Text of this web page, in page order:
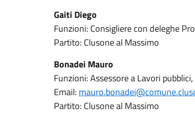
Gaiti Diego
Funzioni: Consigliere con deleghe
Partito: Clusone al Massimo
Bonadei Mauro
Funzioni: Assessore a Lavori
Email:
Partito: Clusone al Massimo